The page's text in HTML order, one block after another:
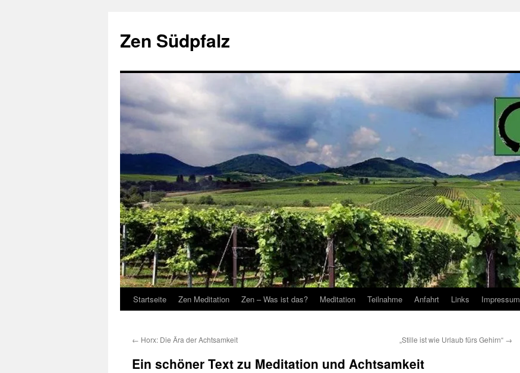
springen
Zen Südpfalz
Startseite Zen Meditation Zen – Was ist das? Meditation Teilnahme Anfahrt Links Impressum
← Horx: Die Ära der Achtsamkeit „Stille ist wie Urlaub fürs Gehirn“ →
Ein schöner Text zu Meditation und Achtsamkeit